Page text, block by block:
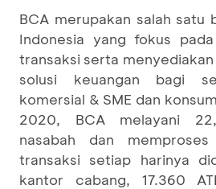
BCA merupakan salah satu
Indonesia yang fokus
transaksi serta
solusi keuangan bagi
komersial & SME dan
2020, BCA melayani
nasabah dan
transaksi setiap harinya
kantor cabang, 17.360